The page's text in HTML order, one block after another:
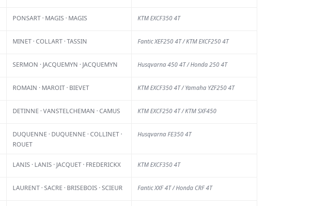
PONSART · MAGIS · MAGIS KTM EXCF350 4T
MINET · COLLART · TASSIN Fantic XEF250 4T / KTM EXCF250 4T
SERMON · JACQUEMYN · JACQUEMYN Husqvarna 450 4T / Honda 250 4T
ROMAIN · MAROIT · BIEVET KTM EXCF350 4T / Yamaha YZF250 4T
DETINNE · VANSTELCHEMAN · CAMUS KTM EXCF250 4T / KTM SXF450
DUQUENNE · DUQUENNE · COLLINET ·
ROUET
Husqvarna FE350 4T
LANIS · LANIS · JACQUET · FREDERICKX KTM EXCF350 4T
LAURENT · SACRE · BRISEBOIS · SCIEUR Fantic XXF 4T / Honda CRF 4T